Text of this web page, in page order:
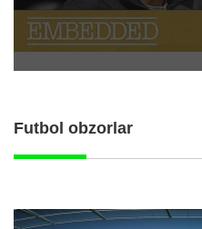
Futbol obzorlar